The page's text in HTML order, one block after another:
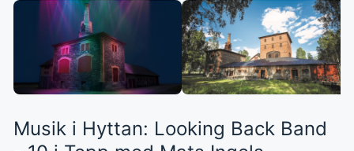
Musik i Hyttan: Looking Back Band